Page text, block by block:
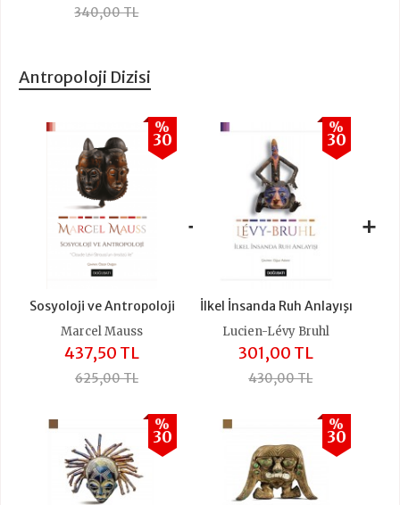
340,00 TL
Antropoloji Dizisi
Sosyoloji ve Antropoloji
%
30
Marcel Mauss
437,50 TL
625,00 TL
+
İlkel İnsanda Ruh Anlayışı
%
30
Lucien-Lévy Bruhl
301,00 TL
430,00 TL
+
%
30
%
30